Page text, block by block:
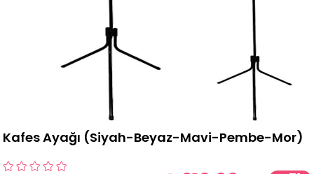
Kafes Ayağı (Siyah-Beyaz-Mavi-Pembe-Mor)